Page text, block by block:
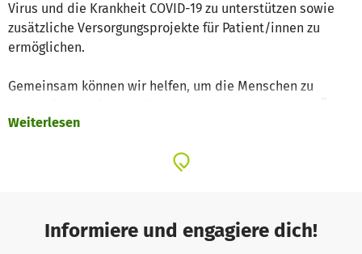
Virus und die Krankheit COVID-19 zu unterstützen sowie
zusätzliche Versorgungsprojekte für Patient/innen zu
ermöglichen.
Gemeinsam können wir helfen, um die Menschen zu
Pflegepersonal und Forscher. Eine Schlüsselrolle nimmt
Wissenschaftler/innen, die sich mit dem Virus
Probenmengen von Krankheitsfällen zurückgreifen und
sind weltweit mit anderen Forschungseinrichtungen
Weiterlesen
Informiere und engagiere dich!